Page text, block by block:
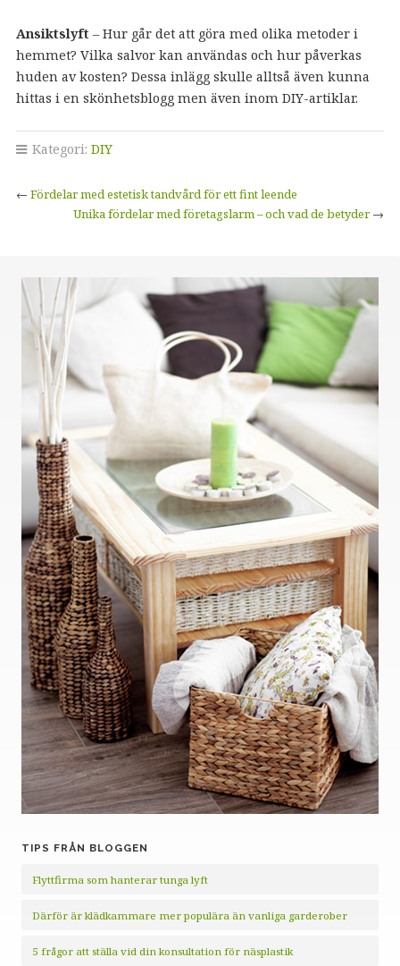
Ansiktslyft – Hur går det att göra med olika metoder i
hemmet? Vilka salvor kan användas och hur påverkas
huden av kosten? Dessa inlägg skulle alltså även kunna
hittas i en skönhetsblogg men även inom DIY-artiklar.
Kategori: DIY
← Fördelar med estetisk tandvård för ett fint leende
Unika fördelar med företagslarm – och vad de betyder →
TIPS FRÅN BLOGGEN
Flyttfirma som hanterar tunga lyft
Därför är klädkammare mer populära än vanliga garderober
5 frågor att ställa vid din konsultation för näsplastik